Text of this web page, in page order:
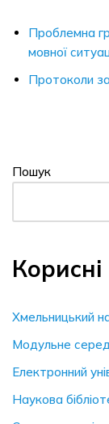
Проблемна
мовної
Протоколи
Пошук
Хмельницький
Модульне
Електронний
Наукова